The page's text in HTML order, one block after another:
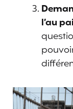
l’au